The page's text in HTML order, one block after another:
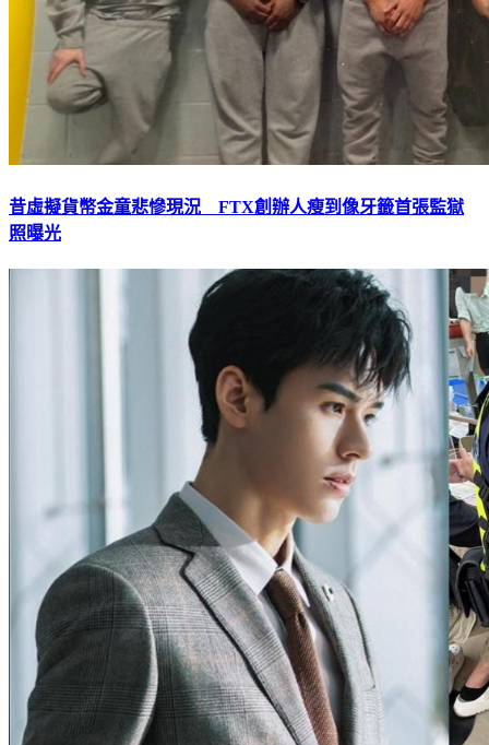
昔虛擬貨幣金童悲慘現況 FTX創辦人瘦到像牙籤首張監獄
照曝光